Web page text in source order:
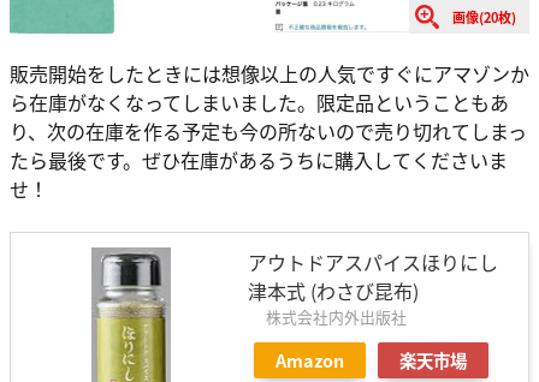
画像(20枚)
販売開始をしたときには想像以上の人気ですぐにアマゾンか
ら在庫がなくなってしまいました。限定品ということもあ
り、次の在庫を作る予定も今の所ないので売り切れてしまっ
たら最後です。ぜひ在庫があるうちに購入してくださいま
せ！
アウトドアスパイスほりにし
津本式 (わさび昆布)
株式会社内外出版社
Amazon 楽天市場